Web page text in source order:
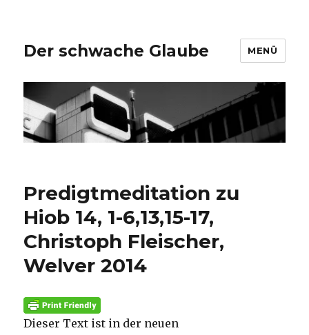
Der schwache Glaube MENÜ
Predigtmeditation zu
Hiob 14, 1-6,13,15-17,
Christoph Fleischer,
Welver 2014
Dieser Text ist in der neuen